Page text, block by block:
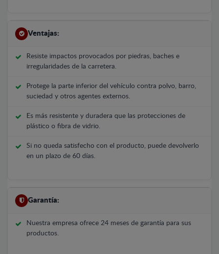
Ventajas:
Resiste impactos provocados por piedras, baches e
irregularidades de la carretera.
Protege la parte inferior del vehículo contra polvo, barro,
suciedad y otros agentes externos.
Es más resistente y duradera que las protecciones de
plástico o fibra de vidrio.
Si no queda satisfecho con el producto, puede devolverlo
en un plazo de 60 días.
Garantía:
Nuestra empresa ofrece 24 meses de garantía para sus
productos.